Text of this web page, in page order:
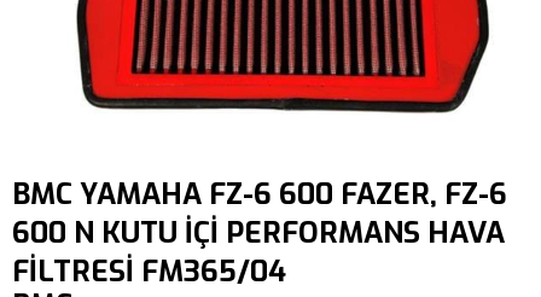
BMC YAMAHA FZ-6 600 FAZER, FZ-6
600 N KUTU İÇİ PERFORMANS HAVA
FİLTRESİ FM365/04